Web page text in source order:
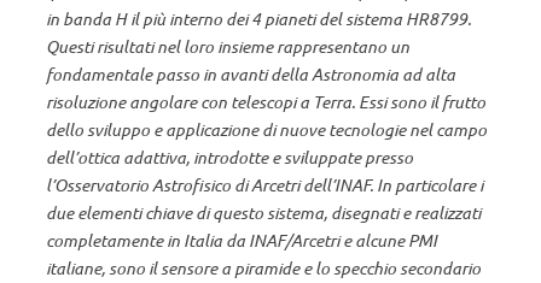
in banda H il più interno dei 4 pianeti del sistema HR8799.
Questi risultati nel loro insieme rappresentano un
fondamentale passo in avanti della Astronomia ad alta
risoluzione angolare con telescopi a Terra. Essi sono il frutto
dello sviluppo e applicazione di nuove tecnologie nel campo
dell’ottica adattiva, introdotte e sviluppate presso
l’Osservatorio Astrofisico di Arcetri dell’INAF. In particolare i
due elementi chiave di questo sistema, disegnati e realizzati
completamente in Italia da INAF/Arcetri e alcune PMI
italiane, sono il sensore a piramide e lo specchio secondario